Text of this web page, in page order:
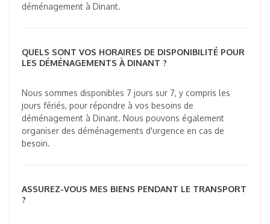
déménagement à Dinant.
QUELS SONT VOS HORAIRES DE DISPONIBILITÉ POUR
LES DÉMÉNAGEMENTS À DINANT ?
Nous sommes disponibles 7 jours sur 7, y compris les
jours fériés, pour répondre à vos besoins de
déménagement à Dinant. Nous pouvons également
organiser des déménagements d'urgence en cas de
besoin.
ASSUREZ-VOUS MES BIENS PENDANT LE TRANSPORT
?